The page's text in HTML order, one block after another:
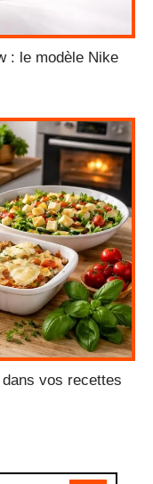
: le modèle Nike
vos recettes